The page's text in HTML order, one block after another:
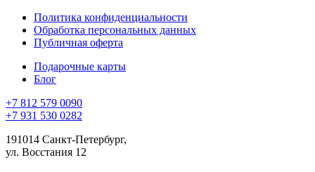
Политика конфиденциальности
Обработка персональных данных
Публичная оферта
Подарочные карты
Блог
+7 812 579 0090
+7 931 530 0282
191014 Санкт-Петербург,
ул. Восстания 12